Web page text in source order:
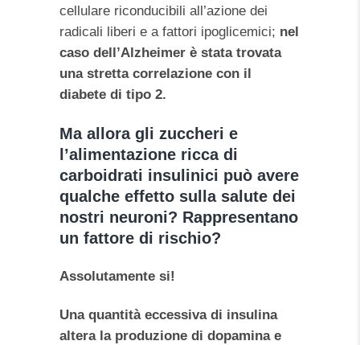
cellulare riconducibili all’azione dei
radicali liberi e a fattori ipoglicemici; nel
caso dell’Alzheimer è stata trovata
una stretta correlazione con il
diabete di tipo 2.
Ma allora gli zuccheri e
l’alimentazione ricca di
carboidrati insulinici può avere
qualche effetto sulla salute dei
nostri neuroni? Rappresentano
un fattore di rischio?
Assolutamente si!
Una quantità eccessiva di insulina
altera la produzione di dopamina e